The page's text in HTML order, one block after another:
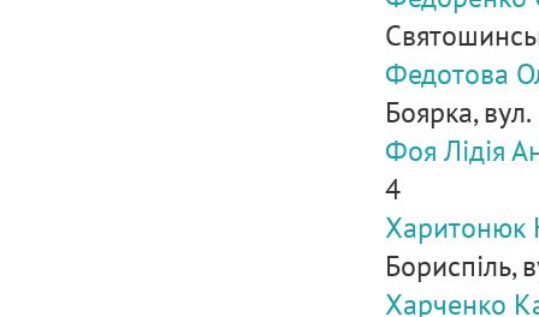
Федотова
Боярка,
Фоя Лідія
4
Харитонюк
Бориспіль,
Харченко